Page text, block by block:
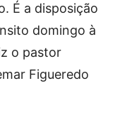
É a disposição
domingo à
o pastor
Figueredo